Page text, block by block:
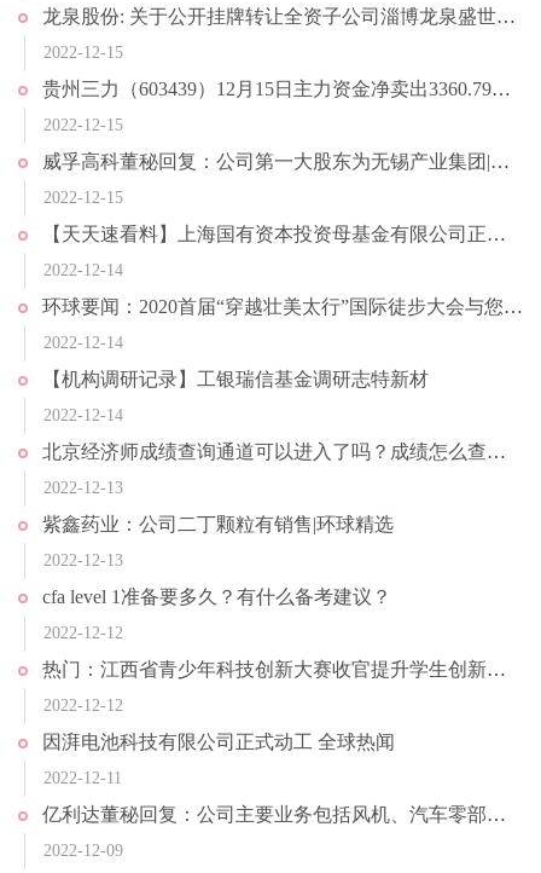
龙泉股份: 关于公开挂牌转让全资子公司淄博龙泉盛世物业有限公司100%股权暨关联交易的进展公告-天天视点
2022-12-15
贵州三力（603439）12月15日主力资金净卖出3360.79万元_要闻速递
2022-12-15
威孚高科董秘回复：公司第一大股东为无锡产业集团|天天报资讯
2022-12-15
【天天速看料】上海国有资本投资母基金有限公司正式揭牌成立
2022-12-14
环球要闻：2020首届“穿越壮美太行”国际徒步大会与您相约济源
2022-12-14
【机构调研记录】工银瑞信基金调研志特新材
2022-12-14
北京经济师成绩查询通道可以进入了吗？成绩怎么查询？
2022-12-13
紫鑫药业：公司二丁颗粒有销售|环球精选
2022-12-13
cfa level 1准备要多久？有什么备考建议？
2022-12-12
热门：江西省青少年科技创新大赛收官提升学生创新实践能力
2022-12-12
因湃电池科技有限公司正式动工 全球热闻
2022-12-11
亿利达董秘回复：公司主要业务包括风机、汽车零部件、新材料三大板块 每日资讯
2022-12-09